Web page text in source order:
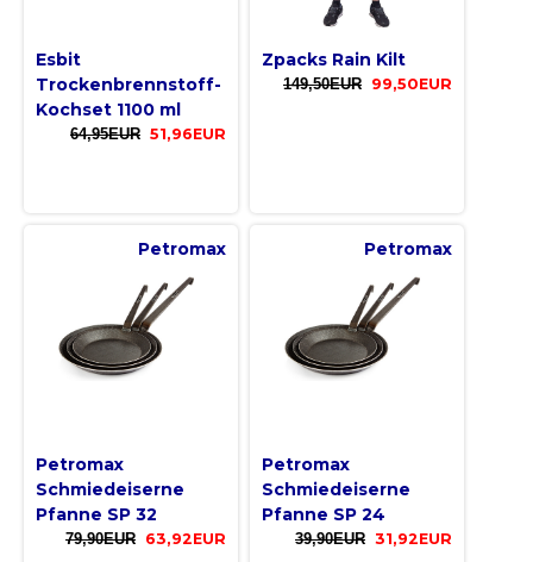
Esbit
Trockenbrennstoff-
Kochset 1100 ml
64,95EUR 51,96EUR
Zpacks Rain Kilt
149,50EUR 99,50EUR
Petromax
Petromax
Schmiedeiserne
Pfanne SP 32
79,90EUR 63,92EUR
Petromax
Petromax
Schmiedeiserne
Pfanne SP 24
39,90EUR 31,92EUR